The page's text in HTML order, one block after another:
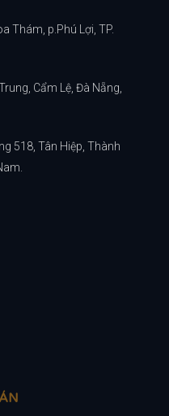
Thám, p.Phú Lợi, TP.
Cẩm Lệ, Đà Nẵng,
518, Tân Hiệp, Thành